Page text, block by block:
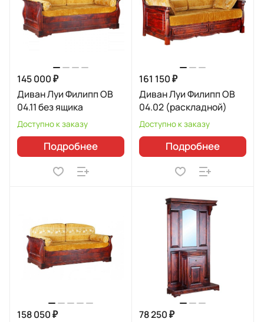
145 000 ₽
Диван Луи Филипп ОВ
04.11 без ящика
Доступно к заказу
Подробнее
161 150 ₽
Диван Луи Филипп ОВ
04.02 (раскладной)
Доступно к заказу
Подробнее
158 050 ₽
78 250 ₽